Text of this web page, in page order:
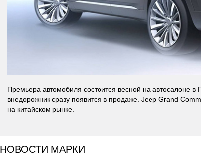
Премьера автомобиля состоится весной на автосалоне в
внедорожник сразу появится в продаже. Jeep Grand
на китайском рынке.
НОВОСТИ МАРКИ